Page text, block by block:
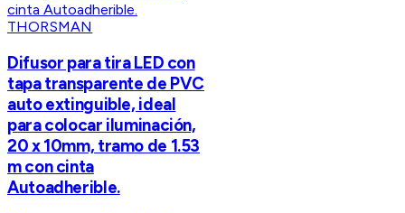
THORSMAN
Difusor para tira LED con
tapa transparente de PVC
auto extinguible, ideal
para colocar iluminación,
20 x 10mm, tramo de 1.53
m con cinta
Autoadherible.